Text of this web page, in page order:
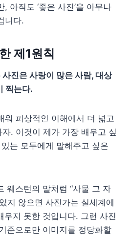
아직도 ‘좋은 사진’을 아무나
니다.
제1원칙
사진은 사랑이 많은 사람, 대상
찍는다.
워 피상적인 이해에서 더 넓고
. 이것이 제가 가장 배우고 싶
는 모두에게 말해주고 싶은
웨스턴의 말처럼 “사물 그 자
지 않으면 사진가는 실세계에
우지 못한 것입니다. 그런 사진
준으로만 이미지를 정당화할